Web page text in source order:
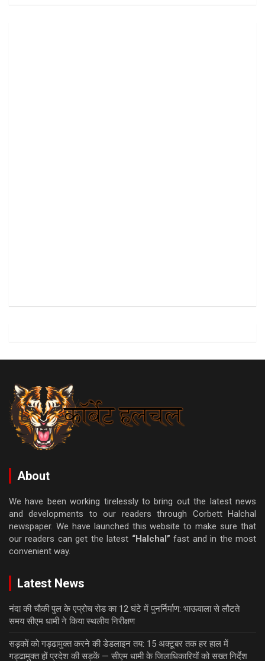
About
We have been working tirelessly to bring out the latest news
and developments to our readers through Corbett Halchal
newspaper. We have launched this website to make sure that
our readers can get the latest “Halchal” fast and in the most
convenient way.
Latest News
नंदा की चौकी पुल के एप्रोच रोड का 12 घंटे में पुनर्निर्माण: भाऊवाला से लौटते
समय सीएम धामी ने किया स्थलीय निरीक्षण
सड़कों को गड्ढामुक्त करने की डेडलाइन तय: 15 अक्टूबर तक हर हाल में
गड्ढामुक्त हों प्रदेश की सड़कें — सीएम धामी के जिलाधिकारियों को सख्त निर्देश